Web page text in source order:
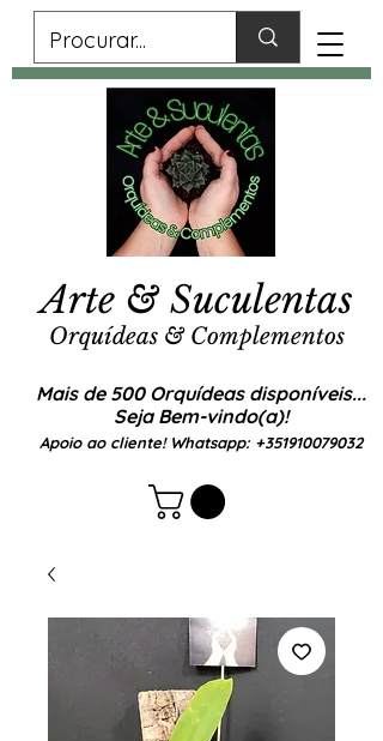
Mais de 500 Orquídeas disponíveis...
Seja Bem-vindo(a)!
Apoio ao cliente! Whatsapp: +351910079032
Arte & Suculentas
Orquídeas & Complementos